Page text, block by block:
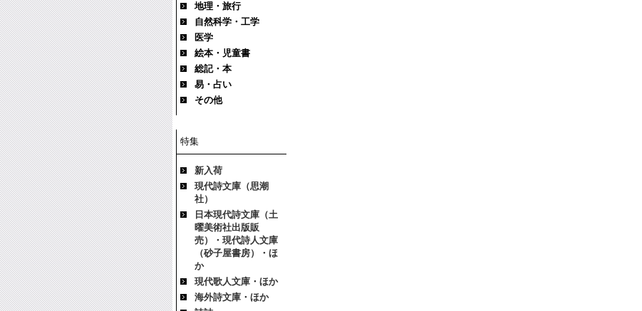
地理・旅行
自然科学・工学
医学
絵本・児童書
総記・本
易・占い
その他
特集
新入荷
現代詩文庫（思潮
社）
日本現代詩文庫（土
曜美術社出版販
売）・現代詩人文庫
（砂子屋書房）・ほ
か
現代歌人文庫・ほか
海外詩文庫・ほか